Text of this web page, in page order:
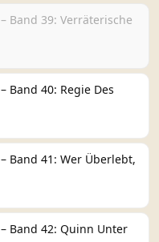
– Band 39: Verräterische
– Band 40: Regie Des
– Band 41: Wer Überlebt,
– Band 42: Quinn Unter